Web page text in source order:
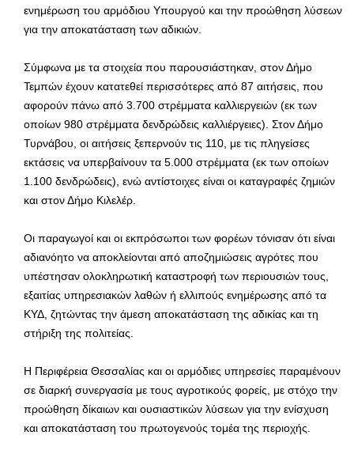
ενημέρωση του αρμόδιου Υπουργού και την προώθηση λύσεων
για την αποκατάσταση των αδικιών.
Σύμφωνα με τα στοιχεία που παρουσιάστηκαν, στον Δήμο
Τεμπών έχουν κατατεθεί περισσότερες από 87 αιτήσεις, που
αφορούν πάνω από 3.700 στρέμματα καλλιεργειών (εκ των
οποίων 980 στρέμματα δενδρώδεις καλλιέργειες). Στον Δήμο
Τυρνάβου, οι αιτήσεις ξεπερνούν τις 110, με τις πληγείσες
εκτάσεις να υπερβαίνουν τα 5.000 στρέμματα (εκ των οποίων
1.100 δενδρώδεις), ενώ αντίστοιχες είναι οι καταγραφές ζημιών
και στον Δήμο Κιλελέρ.
Οι παραγωγοί και οι εκπρόσωποι των φορέων τόνισαν ότι είναι
αδιανόητο να αποκλείονται από αποζημιώσεις αγρότες που
υπέστησαν ολοκληρωτική καταστροφή των περιουσιών τους,
εξαιτίας υπηρεσιακών λαθών ή ελλιπούς ενημέρωσης από τα
ΚΥΔ, ζητώντας την άμεση αποκατάσταση της αδικίας και τη
στήριξη της πολιτείας.
Η Περιφέρεια Θεσσαλίας και οι αρμόδιες υπηρεσίες παραμένουν
σε διαρκή συνεργασία με τους αγροτικούς φορείς, με στόχο την
προώθηση δίκαιων και ουσιαστικών λύσεων για την ενίσχυση
και αποκατάσταση του πρωτογενούς τομέα της περιοχής.